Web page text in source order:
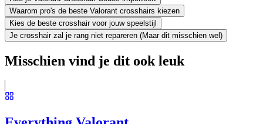
Waarom pro's de beste Valorant crosshairs kiezen
Kies de beste crosshair voor jouw speelstijl
Je crosshair zal je rang niet repareren (Maar dit misschien wel)
Misschien vind je dit ook leuk